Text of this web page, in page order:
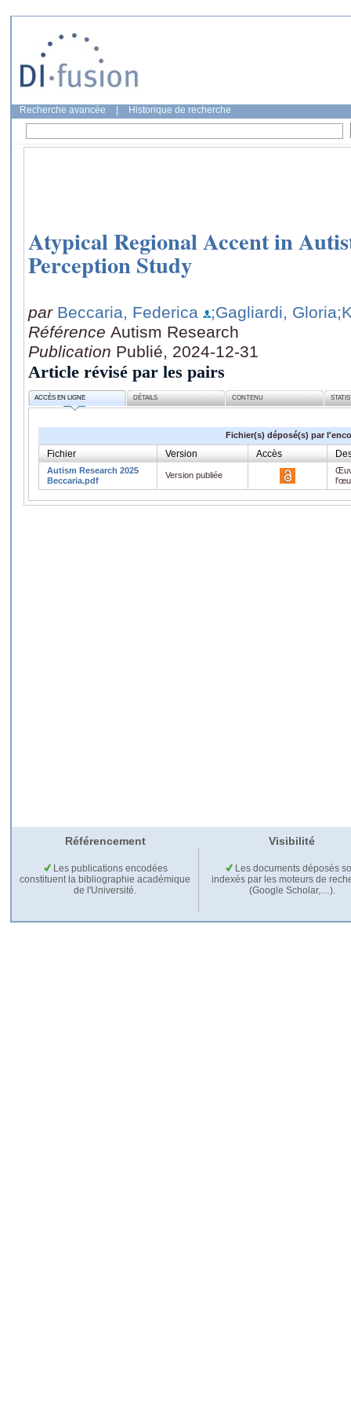
Recherche avancée Historique de recherche
Atypical Regional Accent in
Perception Study
par Beccaria, Federica ;Gagliardi, Gloria
Référence Autism Research
Publication Publié, 2024-12-31
Article révisé par les pairs
ACCÈS EN LIGNE DÉTAILS CONTENU
Fichier(s) déposé(s) par
Fichier Version Accès
Autism Research 2025
Beccaria.pdf
Version publiée
Référencement Visibilité
Les publications encodées
constituent la bibliographie académique
de l'Université.
Les documents déposés
indexés par les moteurs de
(Google Scholar,…).